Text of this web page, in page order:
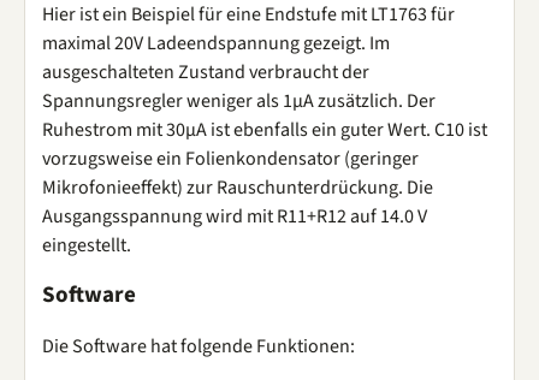
Hier ist ein Beispiel für eine Endstufe mit LT1763 für
maximal 20V Ladeendspannung gezeigt. Im
ausgeschalteten Zustand verbraucht der
Spannungsregler weniger als 1µA zusätzlich. Der
Ruhestrom mit 30µA ist ebenfalls ein guter Wert. C10 ist
vorzugsweise ein Folienkondensator (geringer
Mikrofonieeffekt) zur Rauschunterdrückung. Die
Ausgangsspannung wird mit R11+R12 auf 14.0 V
eingestellt.
Software
Die Software hat folgende Funktionen: